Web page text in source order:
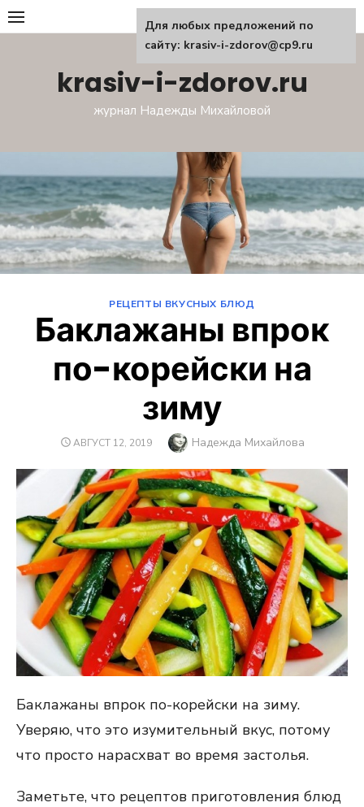
Перейти
к
krasiv-i-zdorov.ru
журнал Надежды Михайловой
РЕЦЕПТЫ ВКУСНЫХ БЛЮД
Баклажаны впрок
по-корейски на
зиму
ОПУБЛИКОВАНО
АВГУСТ 12, 2019 Автор
Надежда Михайлова
Баклажаны впрок по-корейски на зиму.
Уверяю, что это изумительный вкус, потому
что просто нарасхват во время застолья.
Заметьте, что рецептов приготовления блюд
Для любых предложений по
сайту: krasiv-i-zdorov@cp9.ru